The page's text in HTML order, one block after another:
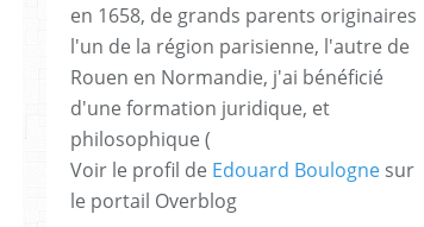
en 1658, de grands parents originaires
l'un de la région parisienne, l'autre de
Rouen en Normandie, j'ai bénéficié
d'une formation juridique, et
philosophique (
Voir le profil de Edouard Boulogne sur
le portail Overblog